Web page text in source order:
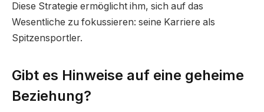
Diese Strategie ermöglicht ihm, sich auf das
Wesentliche zu fokussieren: seine Karriere als
Spitzensportler.
Gibt es Hinweise auf eine geheime
Beziehung?